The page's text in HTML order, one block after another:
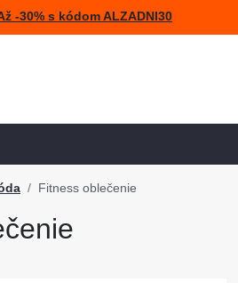
-30% s kódom ALZADNI30
Fitness oblečenie